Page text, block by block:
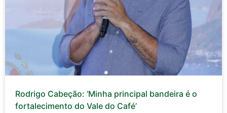
Rodrigo Cabeção: ‘Minha principal bandeira é o
fortalecimento do Vale do Café’